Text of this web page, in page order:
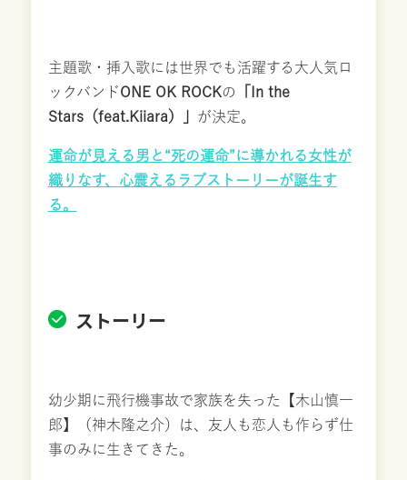
主題歌・挿入歌には世界でも活躍する大人気ロ
ックバンドONE OK ROCKの
「In the
Stars（feat.Kiiara）」 が決定。
運命が見える男と“死の運命”に導かれる女性が
織りなす、心震えるラブストーリーが誕生す
る。
ストーリー
幼少期に飛行機事故で家族を失った【木山慎一
郎】（神木隆之介）は、友人も恋人も作らず仕
事のみに生きてきた。